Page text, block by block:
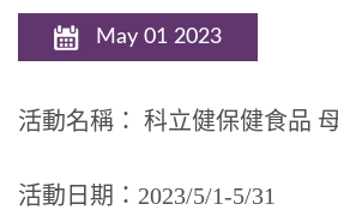
May 01 2023
活動名稱： 科立健保健食品
活動日期：2023/5/1-5/31